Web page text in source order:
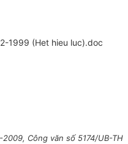
1999 (Het hieu luc).doc
2009, Công văn số 5174/UB-TH